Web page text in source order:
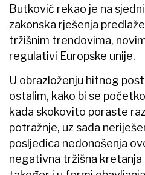
Butković rekao je na
zakonska rješenja
tržišnim trendovima,
regulativi Europske unije.
U obrazloženju hitnog
ostalim, kako bi se
kada skokovito poraste
potražnje, uz sada
posljedica nedonošenja
negativna tržišna